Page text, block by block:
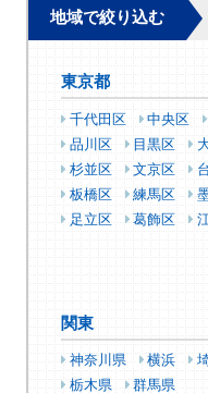
地域で絞り込む
東京都
千代田区 中央区
品川区
目黒区
杉並区
文京区
板橋区
練馬区
足立区
葛飾区
関東
神奈川県 横浜
栃木県
群馬県